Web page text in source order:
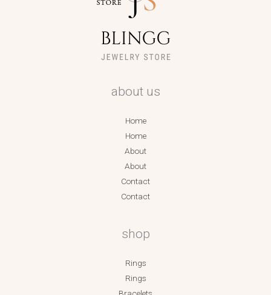
about us
Home
Home
About
About
Contact
Contact
shop
Rings
Rings